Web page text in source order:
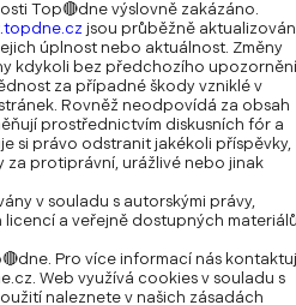
Top🔴dne výslovně zakázáno.
jsou průběžně
úplnost nebo aktuálnost. Změny
kdykoli bez předchozího
za případné škody vzniklé v
Rovněž neodpovídá za obsah
prostřednictvím diskusních fór a
si právo odstranit jakékoli příspěvky,
za protiprávní, urážlivé nebo jinak
v souladu s autorskými právy,
licencí a veřejně dostupných
Pro více informací nás
. Web využívá cookies v souladu s
naleznete v našich zásadách